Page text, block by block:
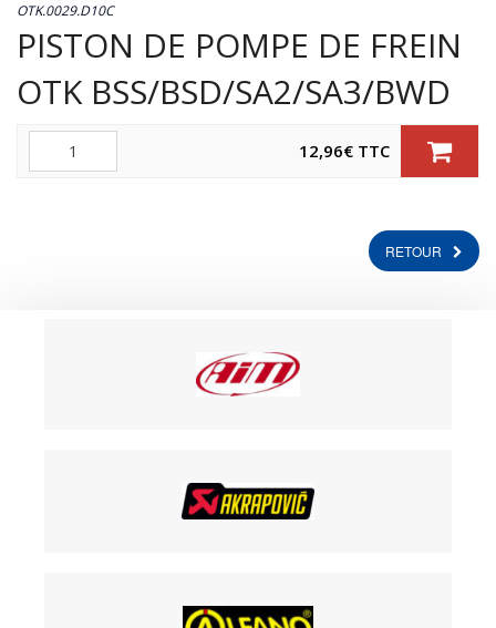
OTK.0029.D10C
PISTON DE POMPE DE FREIN
OTK BSS/BSD/SA2/SA3/BWD
Quantité 12,96€ TTC
RETOUR